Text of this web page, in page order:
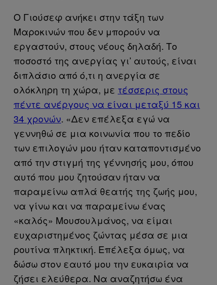
Ο Γιούσεφ ανήκει στην τάξη των
Μαροκινών που δεν μπορούν να
εργαστούν, στους νέους δηλαδή. Το
ποσοστό της ανεργίας γι’ αυτούς, είναι
διπλάσιο από ό,τι η ανεργία σε
ολόκληρη τη χώρα, με τέσσερις στους
πέντε ανέργους να είναι μεταξύ 15 και
34 χρονών. «Δεν επέλεξα εγώ να
γεννηθώ σε μια κοινωνία που το πεδίο
των επιλογών μου ήταν καταποντισμένο
από την στιγμή της γέννησής μου, όπου
αυτό που μου ζητούσαν ήταν να
παραμείνω απλά θεατής της ζωής μου,
να γίνω και να παραμείνω ένας
«καλός» Μουσουλμάνος, να είμαι
ευχαριστημένος ζώντας μέσα σε μια
ρουτίνα πληκτική. Επέλεξα όμως, να
δώσω στον εαυτό μου την ευκαιρία να
ζήσει ελεύθερα. Να αναζητήσω ένα